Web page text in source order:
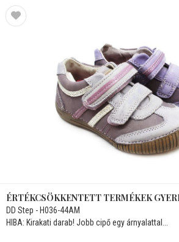
ÉRTÉKCSÖKKENTETT TERMÉKEK
DD Step - H036-44AM
HIBA: Kirakati darab! Jobb cipő egy árnyalattal...